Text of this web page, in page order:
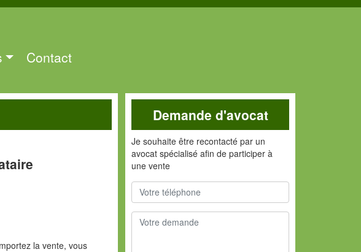
Contact
la vente, vous
Demande d'avocat
Je souhaite être recontacté par un
avocat spécialisé afin de participer à
une vente